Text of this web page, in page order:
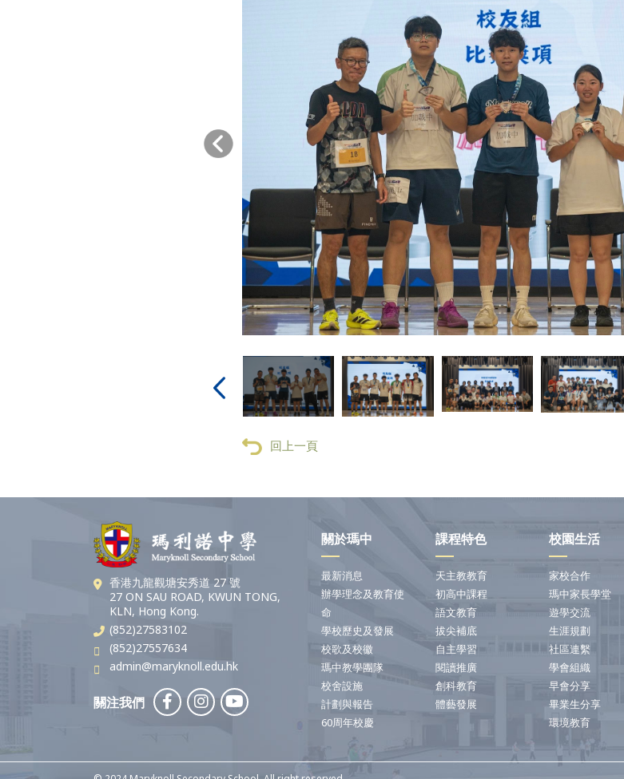
回上一頁
香港九龍觀塘安秀道 27 號
27 ON SAU ROAD, KWUN TONG,
KLN, Hong Kong.
(852)27583102
(852)27557634
admin@maryknoll.edu.hk
關注我們
關於瑪中
最新消息
辦學理念及教育使
命
學校歷史及發展
校歌及校徽
瑪中教學團隊
校舍設施
計劃與報告
60周年校慶
課程特色
天主教教育
初高中課程
語文教育
拔尖補底
自主學習
閱讀推廣
創科教育
體藝發展
校園生活
家校合作
瑪中家長學堂
遊學交流
生涯規劃
社區連繫
學會組織
早會分享
畢業生分享
環境教育